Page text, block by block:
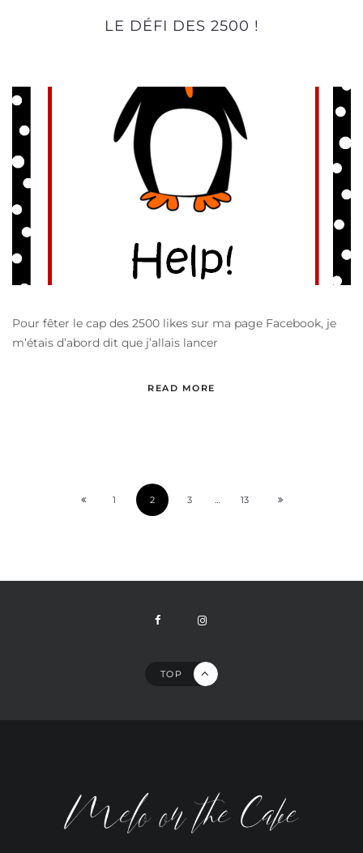
LE DÉFI DES 2500 !
Pour fêter le cap des 2500 likes sur ma page Facebook, je
m’étais d’abord dit que j’allais lancer
READ MORE
1 2 3 … 13
TOP